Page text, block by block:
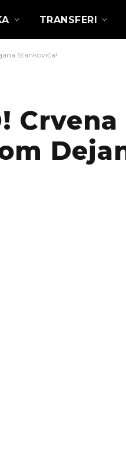
TRANSFERI
Stankovića!